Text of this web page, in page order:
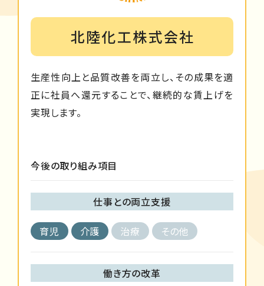
北陸化工株式会社
生産性向上と品質改善を両立し、その成果を適
正に社員へ還元することで、継続的な賃上げを
実現します。
今後の取り組み項目
仕事との両立支援
育児 介護 治療 その他
働き方の改革